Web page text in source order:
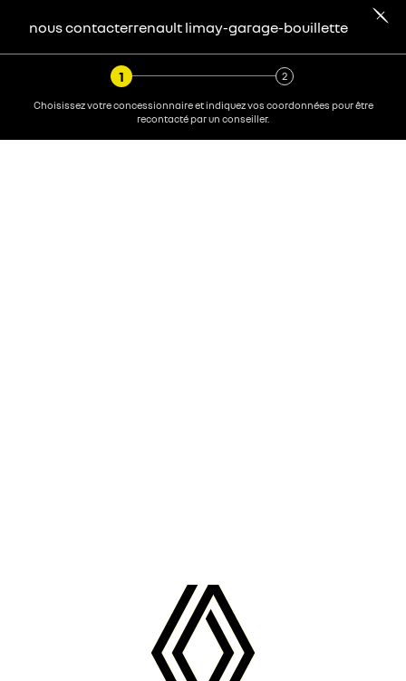
nous contacterrenault limay-garage-bouillette
Choisissez votre concessionnaire et indiquez vos coordonnées pour être
recontacté par un conseiller.